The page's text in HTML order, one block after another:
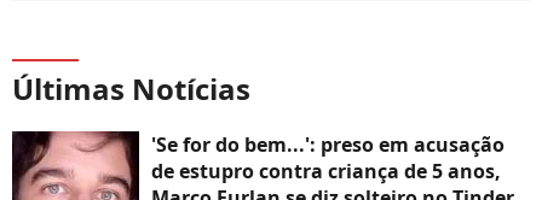
Últimas Notícias
'Se for do bem...': preso em acusação
de estupro contra criança de 5 anos,